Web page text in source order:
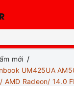
mới
UM425UA
AMD Radeon/ 14.0